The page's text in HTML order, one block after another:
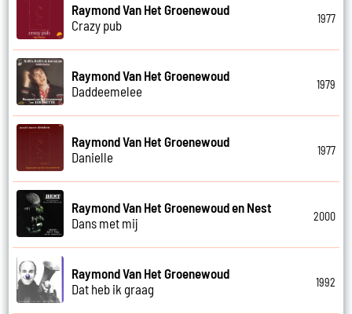
Raymond Van Het Groenewoud
Crazy pub
1977
Raymond Van Het Groenewoud
Daddeemelee
1979
Raymond Van Het Groenewoud
Danielle
1977
Raymond Van Het Groenewoud en Nest
Dans met mij
2000
Raymond Van Het Groenewoud
Dat heb ik graag
1992